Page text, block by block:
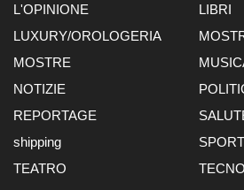
L'OPINIONE
LIBRI
LUXURY/OROLOGERIA
MOSTRE
NOTIZIE
REPORTAGE
shipping
SPORT
TEATRO